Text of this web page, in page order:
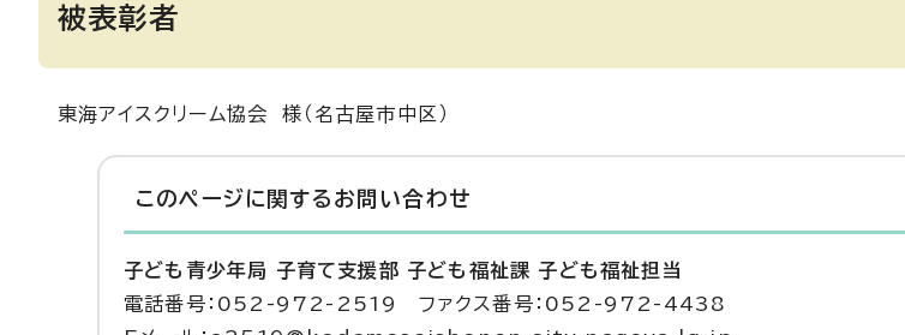
被表彰者
東海アイスクリーム協会 様（名古屋市中区）
このページに関する お問い合わせ
子ども青少年局 子育て支援部 子ども福祉課 子ども福祉担当
電話番号：052-972-2519 ファクス番号：052-972-4438